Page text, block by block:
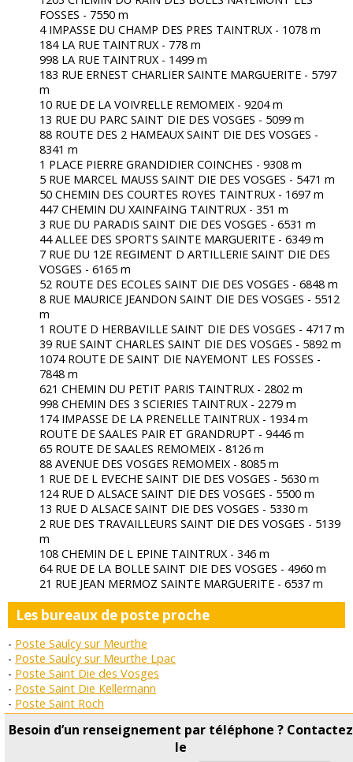
Besoin d’un renseignement par téléphone ? Contactez
le
FOSSES - 7550 m
4 IMPASSE DU CHAMP DES PRES TAINTRUX - 1078 m
184 LA RUE TAINTRUX - 778 m
998 LA RUE TAINTRUX - 1499 m
183 RUE ERNEST CHARLIER SAINTE MARGUERITE - 5797
m
10 RUE DE LA VOIVRELLE REMOMEIX - 9204 m
13 RUE DU PARC SAINT DIE DES VOSGES - 5099 m
88 ROUTE DES 2 HAMEAUX SAINT DIE DES VOSGES -
8341 m
1 PLACE PIERRE GRANDIDIER COINCHES - 9308 m
5 RUE MARCEL MAUSS SAINT DIE DES VOSGES - 5471 m
50 CHEMIN DES COURTES ROYES TAINTRUX - 1697 m
447 CHEMIN DU XAINFAING TAINTRUX - 351 m
3 RUE DU PARADIS SAINT DIE DES VOSGES - 6531 m
44 ALLEE DES SPORTS SAINTE MARGUERITE - 6349 m
7 RUE DU 12E REGIMENT D ARTILLERIE SAINT DIE DES
VOSGES - 6165 m
52 ROUTE DES ECOLES SAINT DIE DES VOSGES - 6848 m
8 RUE MAURICE JEANDON SAINT DIE DES VOSGES - 5512
m
1 ROUTE D HERBAVILLE SAINT DIE DES VOSGES - 4717 m
39 RUE SAINT CHARLES SAINT DIE DES VOSGES - 5892 m
1074 ROUTE DE SAINT DIE NAYEMONT LES FOSSES -
7848 m
621 CHEMIN DU PETIT PARIS TAINTRUX - 2802 m
998 CHEMIN DES 3 SCIERIES TAINTRUX - 2279 m
174 IMPASSE DE LA PRENELLE TAINTRUX - 1934 m
ROUTE DE SAALES PAIR ET GRANDRUPT - 9446 m
65 ROUTE DE SAALES REMOMEIX - 8126 m
88 AVENUE DES VOSGES REMOMEIX - 8085 m
1 RUE DE L EVECHE SAINT DIE DES VOSGES - 5630 m
124 RUE D ALSACE SAINT DIE DES VOSGES - 5500 m
13 RUE D ALSACE SAINT DIE DES VOSGES - 5330 m
2 RUE DES TRAVAILLEURS SAINT DIE DES VOSGES - 5139
m
108 CHEMIN DE L EPINE TAINTRUX - 346 m
64 RUE DE LA BOLLE SAINT DIE DES VOSGES - 4960 m
21 RUE JEAN MERMOZ SAINTE MARGUERITE - 6537 m
Les bureaux de poste proche
Poste Saulcy sur Meurthe
Poste Saulcy sur Meurthe Lpac
Poste Saint Die des Vosges
Poste Saint Die Kellermann
Poste Saint Roch
Poste Saint Leonard
Poste Sainte Marguerite
Poste Saint Michel sur Meurthe